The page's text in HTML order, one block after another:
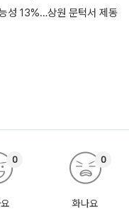
성 13%…상원 문턱서 제동
0
화나요
0